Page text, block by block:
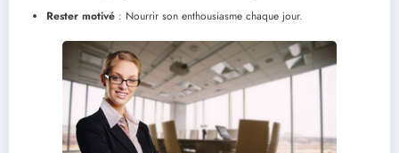
Rester motivé : Nourrir son enthousiasme chaque jour.